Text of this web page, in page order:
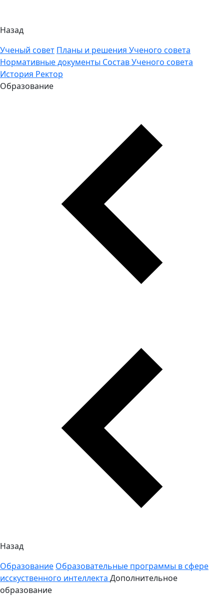
Назад
Ученый совет Планы и решения Ученого совета
Нормативные документы Состав Ученого совета
История Ректор
Образование
Назад
Образование Образовательные программы в сфере
исскуственного интеллекта Дополнительное
образование